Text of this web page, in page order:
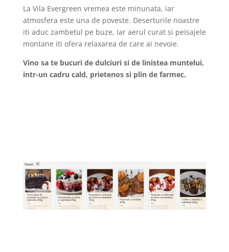
La Vila Evergreen vremea este minunata, iar
atmosfera este una de poveste. Deserturile noastre
iti aduc zambetul pe buze, iar aerul curat si peisajele
montane iti ofera relaxarea de care ai nevoie.
Vino sa te bucuri de dulciuri si de linistea muntelui,
intr-un cadru cald, prietenos si plin de farmec.